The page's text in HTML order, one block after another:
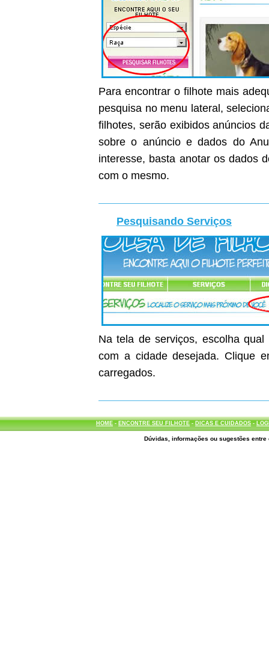
Para encontrar o filhote mais
pesquisa no menu lateral,
filhotes, serão exibidos anúncios
sobre o anúncio e dados do
interesse, basta anotar os dados
com o mesmo.
Pesquisando Serviços
Na tela de serviços, escolha
com a cidade desejada. Clique
carregados.
HOME- ENCONTRE SEU FILHOTE- DICAS E CUIDADOS-
Dúvidas, informações ou sugestões